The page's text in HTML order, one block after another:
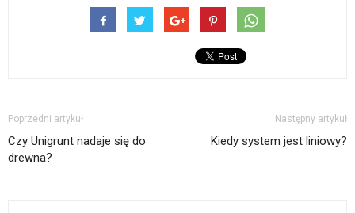
Poprzedni artykuł
Czy Unigrunt nadaje się do
drewna?
Następny artykuł
Kiedy system jest liniowy?